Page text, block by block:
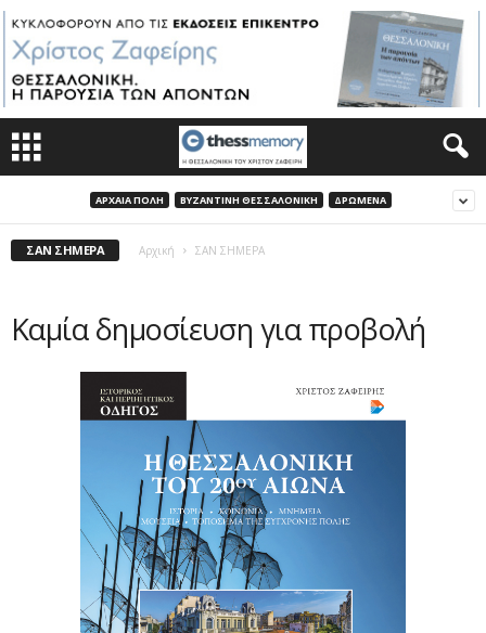
ΑΡΧΑΙΑ ΠΟΛΗ ΒΥΖΑΝΤΙΝΗ ΘΕΣΣΑΛΟΝΙΚΗ ΔΡΩΜΕΝΑ
ΣΑΝ ΣΗΜΕΡΑ Αρχική ΣΑΝ ΣΗΜΕΡΑ
Καμία δημοσίευση για προβολή